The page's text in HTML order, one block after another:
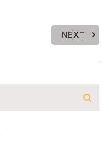
NEXT